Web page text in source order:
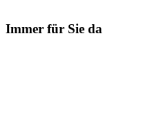
Immer für Sie da